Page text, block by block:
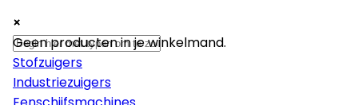
×
Machines
Stofzuigers
Industriezuigers
×
×
Geen producten in je winkelmand.